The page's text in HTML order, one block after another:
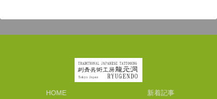
HOME
新着記事